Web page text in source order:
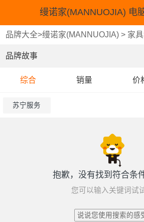
缦诺家(MANNUOJIA) 电
品牌大全>缦诺家(MANNUOJIA) > 家具
品牌故事
综合 销量 价
苏宁服务
抱歉，没有找到符合条
您可以输入关键词试
说说您使用搜索的感